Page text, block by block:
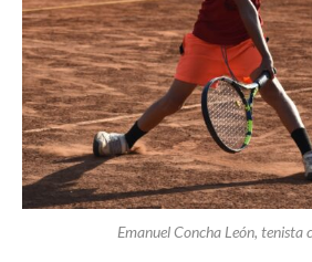
Emanuel Concha León, tenista